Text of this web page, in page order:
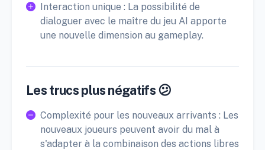
Interaction unique : La possibilité de
dialoguer avec le maître du jeu AI apporte
une nouvelle dimension au gameplay.
Les trucs plus négatifs 😕
Complexité pour les nouveaux arrivants : Les
nouveaux joueurs peuvent avoir du mal à
s'adapter à la combinaison des actions libres